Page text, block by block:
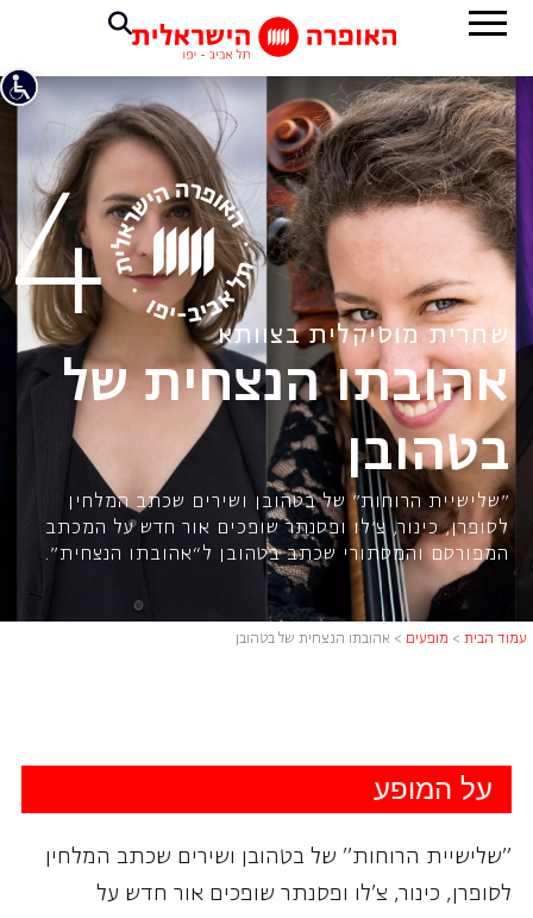
שחרית מוסיקלית בצוותא
אהובתו הנצחית של
בטהובן
"שלישיית הרוחות" של בטהובן ושירים שכתב המלחין
לסופרן, כינור, צ'לו ופסנתר שופכים אור חדש על המכתב
המפורסם והמסתורי שכתב בטהובן ל“אהובתו הנצחית”.
עמוד הבית > מופעים > אהובתו הנצחית של בטהובן
על המופע
"שלישיית הרוחות" של בטהובן ושירים שכתב המלחין
לסופרן, כינור, צ'לו ופסנתר שופכים אור חדש על